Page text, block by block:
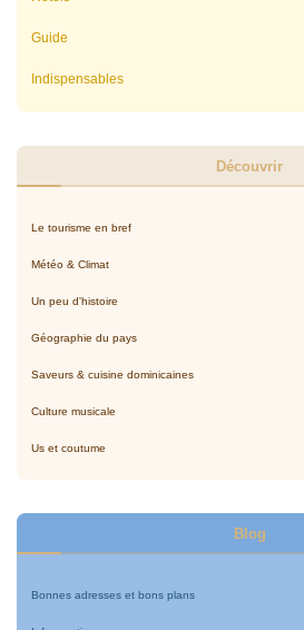
Guide
Indispensables
Découvrir
Le tourisme en bref
Météo & Climat
Un peu d'histoire
Géographie du pays
Saveurs & cuisine dominicaines
Culture musicale
Us et coutume
Blog
Bonnes adresses et bons plans